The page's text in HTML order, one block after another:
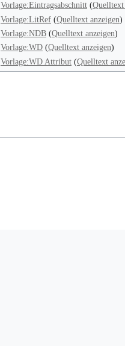
Vorlage:Eintragsabschnitt(Quelltext
Vorlage:LitRef(Quelltext anzeigen)
Vorlage:NDB(Quelltext anzeigen)
Vorlage:WD(Quelltext anzeigen)
Vorlage:WD Attribut(Quelltext